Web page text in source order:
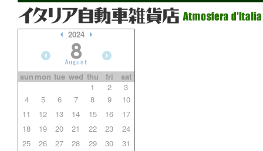
2024
sun mon tue wed thu fri
sat
1
2
3
4
5 6 7 8 9
10
11
12 13 14 15 16
17
18
19 20 21 22 23
24
25
26 27 28 29 30 31